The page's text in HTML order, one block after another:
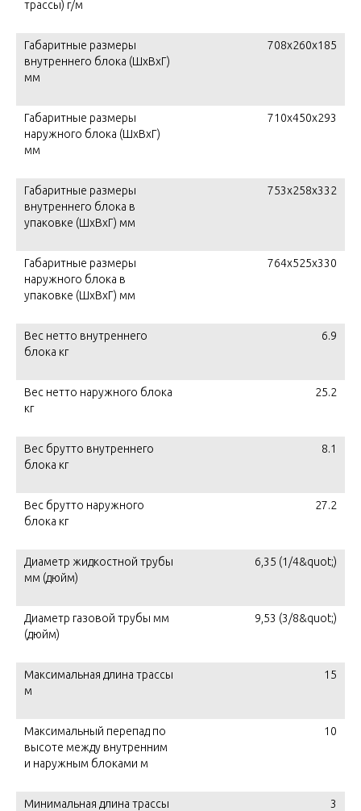
трассы) г/м
Габаритные размеры
внутреннего блока (ШxВxГ)
мм
708x260x185
Габаритные размеры
наружного блока (ШxВxГ)
мм
710x450x293
Габаритные размеры
внутреннего блока в
упаковке (ШxВxГ) мм
753x258x332
Габаритные размеры
наружного блока в
упаковке (ШxВxГ) мм
764x525x330
Вес нетто внутреннего
блока кг
6.9
Вес нетто наружного блока
кг
25.2
Вес брутто внутреннего
блока кг
8.1
Вес брутто наружного
блока кг
27.2
Диаметр жидкостной трубы
мм (дюйм)
6,35 (1/4&quot;)
Диаметр газовой трубы мм
(дюйм)
9,53 (3/8&quot;)
Максимальная длина трассы
м
15
Максимальный перепад по
высоте между внутренним
и наружным блоками м
10
Минимальная длина трассы
3